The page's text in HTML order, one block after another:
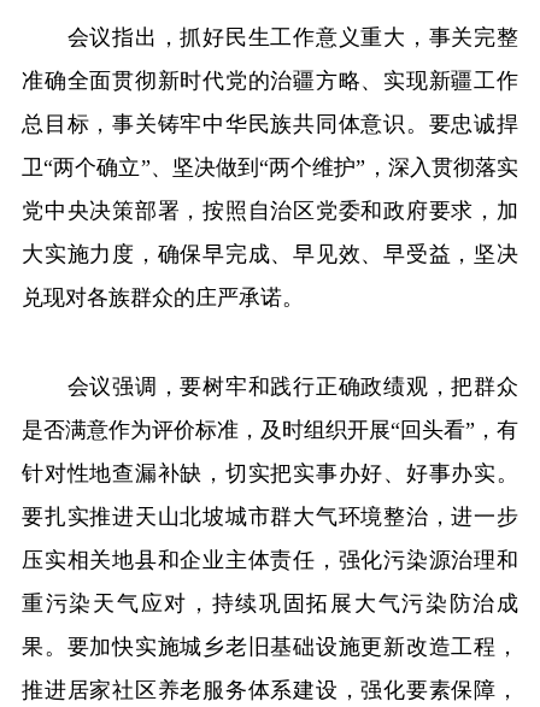
新疆 内蒙古 黑龙江
多语种
English Español Français عربى
Русский язык 日本語 한국어
Deutsch Português
会议指出，抓好民生工作意义重大，事关完整
准确全面贯彻新时代党的治疆方略、实现新疆工作
总目标，事关铸牢中华民族共同体意识。要忠诚捍
卫“两个确立”、坚决做到“两个维护”，深入贯彻落实
党中央决策部署，按照自治区党委和政府要求，加
大实施力度，确保早完成、早见效、早受益，坚决
兑现对各族群众的庄严承诺。
会议强调，要树牢和践行正确政绩观，把群众
是否满意作为评价标准，及时组织开展“回头看”，有
针对性地查漏补缺，切实把实事办好、好事办实。
要扎实推进天山北坡城市群大气环境整治，进一步
压实相关地县和企业主体责任，强化污染源治理和
重污染天气应对，持续巩固拓展大气污染防治成
果。要加快实施城乡老旧基础设施更新改造工程，
推进居家社区养老服务体系建设，强化要素保障，